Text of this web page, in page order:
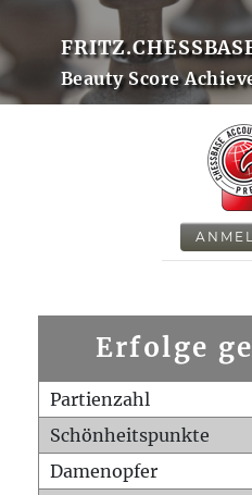
Beauty Score
Erfolge
Partienzahl
Schönheitspunkte
Damenopfer